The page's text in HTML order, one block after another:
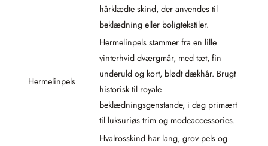
hårklædte skind, der anvendes til
beklædning eller boligtekstiler.
Hermelinpels
Hermelinpels stammer fra en lille
vinterhvid dværgmår, med tæt, fin
underuld og kort, blødt dækhår. Brugt
historisk til royale
beklædningsgenstande, i dag primært
til luksuriøs trim og modeaccessories.
Hvalrosskind har lang, grov pels og